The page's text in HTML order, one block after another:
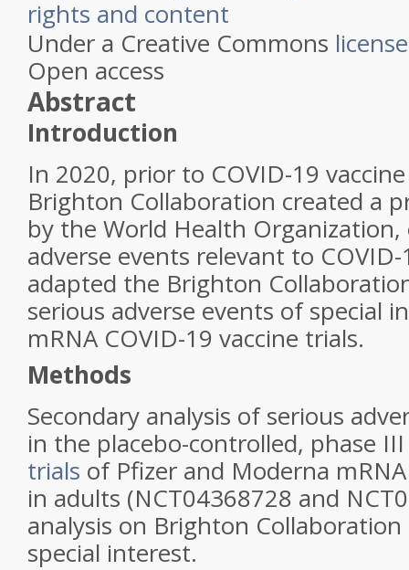
rights and content
Under a Creative Commons license
Open access
Abstract
Introduction
In 2020, prior to COVID-19
Brighton Collaboration created a
by the World Health
adverse events relevant to COVID-
adapted the Brighton
serious adverse events of special
mRNA COVID-19 vaccine trials.
Methods
Secondary analysis of serious
in the placebo-controlled, phase
trials of Pfizer and Moderna
in adults (NCT04368728 and
analysis on Brighton
special interest.